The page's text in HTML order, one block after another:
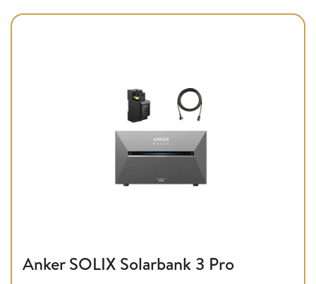
Anker SOLIX Solarbank 3 Pro